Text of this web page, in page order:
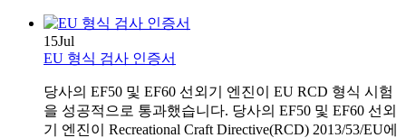
15Jul
EU 형식 검사 인증서
당사의 EF50 및 EF60 선외기 엔진이 EU RCD 형식 시험
을 성공적으로 통과했습니다. 당사의 EF50 및 EF60 선외
기 엔진이 Recreational Craft Directive(RCD) 2013/53/EU에